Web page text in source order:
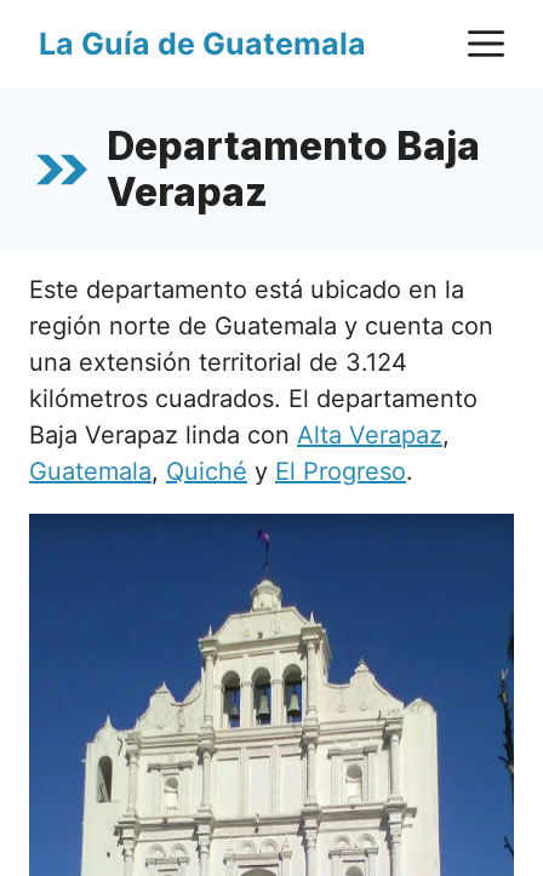
La Guía de Guatemala
Departamento Baja
Verapaz
Este departamento está ubicado en la
región norte de Guatemala y cuenta con
una extensión territorial de 3.124
kilómetros cuadrados. El departamento
Baja Verapaz linda con Alta Verapaz,
Guatemala, Quiché y El Progreso.